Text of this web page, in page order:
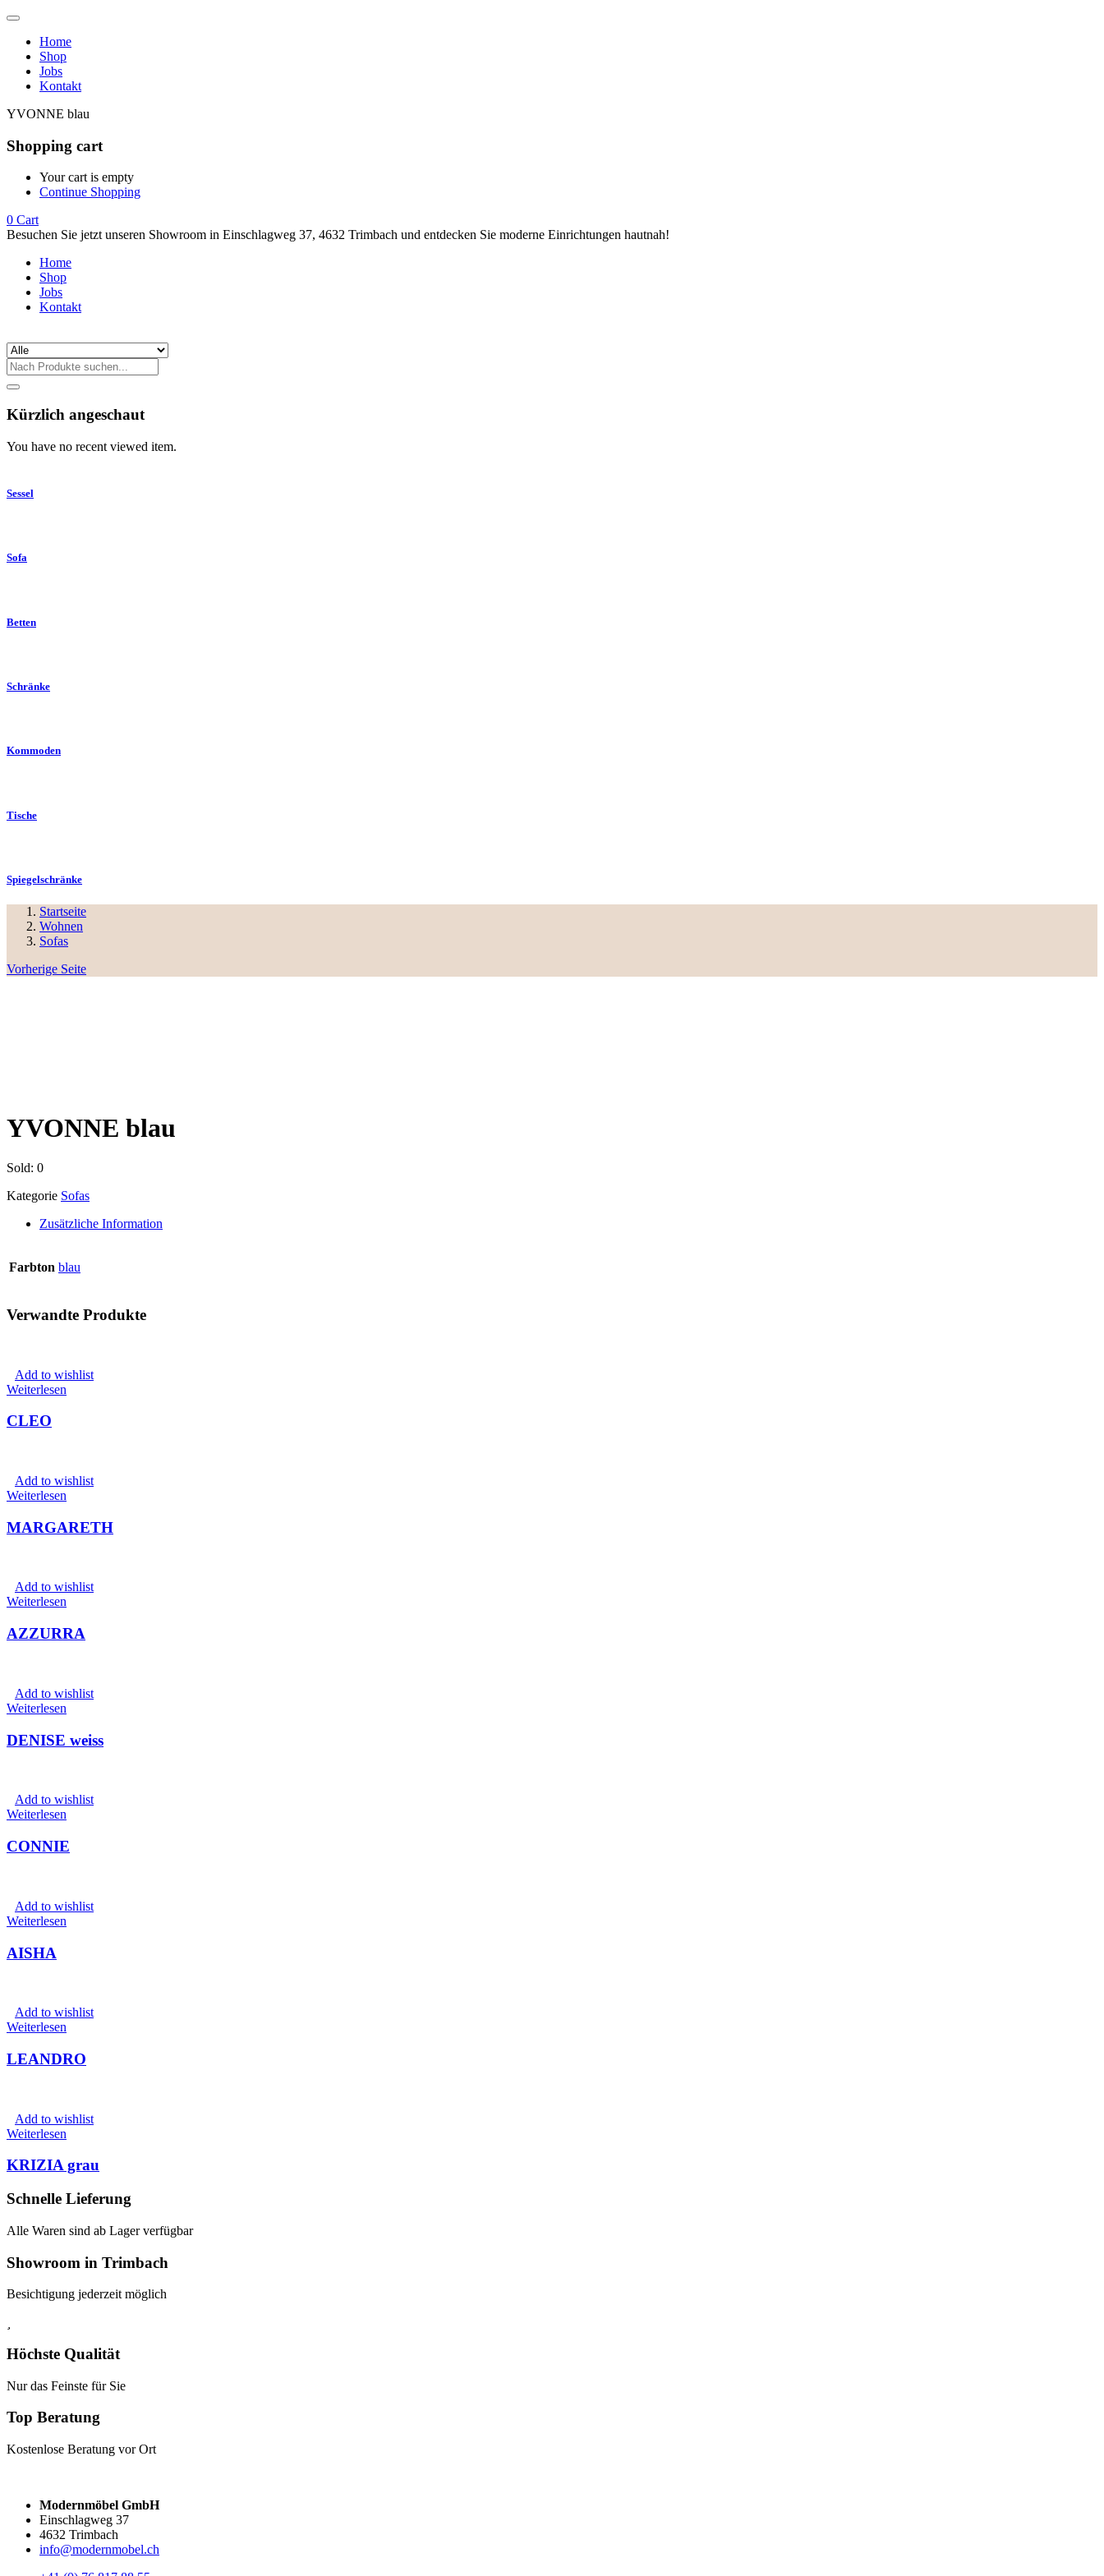
Home
Shop
Jobs
Kontakt
YVONNE blau
Shopping cart
Your cart is empty
Continue Shopping
0 Cart
Besuchen Sie jetzt unseren Showroom in Einschlagweg 37, 4632 Trimbach und entdecken Sie moderne Einrichtungen hautnah!
Home
Shop
Jobs
Kontakt
Kürzlich angeschaut
You have no recent viewed item.
Sessel
Sofa
Betten
Schränke
Kommoden
Tische
Spiegelschränke
Startseite
Wohnen
Sofas
Vorherige Seite
YVONNE blau
Sold: 0
Kategorie Sofas
Zusätzliche Information
Farbton blau
Verwandte Produkte
Add to wishlist
Weiterlesen
CLEO
Add to wishlist
Weiterlesen
MARGARETH
Add to wishlist
Weiterlesen
AZZURRA
Add to wishlist
Weiterlesen
DENISE weiss
Add to wishlist
Weiterlesen
CONNIE
Add to wishlist
Weiterlesen
AISHA
Add to wishlist
Weiterlesen
LEANDRO
Add to wishlist
Weiterlesen
KRIZIA grau
Schnelle Lieferung
Alle Waren sind ab Lager verfügbar
Showroom in Trimbach
Besichtigung jederzeit möglich
Höchste Qualität
Nur das Feinste für Sie
Top Beratung
Kostenlose Beratung vor Ort
Modernmöbel GmbH
Einschlagweg 37
4632 Trimbach
info@modernmobel.ch